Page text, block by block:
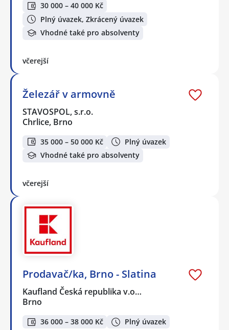
30 000 – 40 000 Kč
Plný úvazek, Zkrácený úvazek
Vhodné také pro absolventy
včerejší
Železář v armovně
STAVOSPOL, s.r.o.
Chrlice, Brno
35 000 – 50 000 Kč
Plný úvazek
Vhodné také pro absolventy
včerejší
Prodavač/ka, Brno - Slatina
Kaufland Česká republika v.o…
Brno
36 000 – 38 000 Kč Plný úvazek